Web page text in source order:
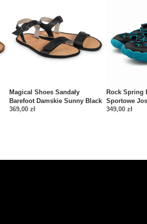
Magical Shoes Sandały
Barefoot Damskie Sunny Black
369,00 zł
Rock Spring
Sportowe
349,00 zł